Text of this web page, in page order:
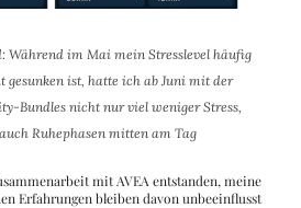
Während im Mai mein Stresslevel häufig
gesunken ist, hatte ich ab Juni mit der
Bundles nicht nur viel weniger Stress,
Ruhephasen mitten am Tag
mit AVEA entstanden, meine
Erfahrungen bleiben davon unbeeinflusst